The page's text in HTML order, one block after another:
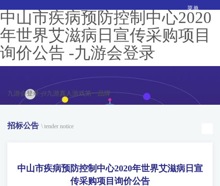
中山市疾病预防控制中心2020
年世界艾滋病日宣传采购项目
询价公告 -九游会登录
九游会登录-j9九游真人游戏第一品牌
菜单
招标公告 \ tender notice
中山市疾病预防控制中心2020年世界艾滋病日宣
传采购项目询价公告